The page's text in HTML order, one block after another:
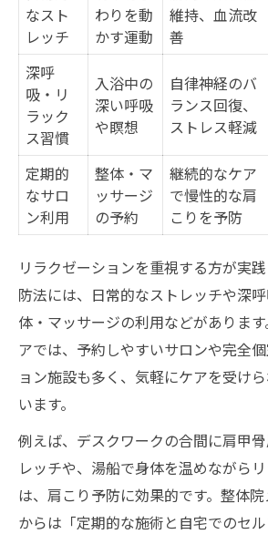
なスト
レッチ
わりを動
かす運動
維持、血流改
善
深呼
吸・リ
ラック
ス習慣
入浴中の
深い呼吸
や瞑想
自律神経のバ
ランス回復、
ストレス軽減
定期的
なサロ
ン利用
整体・マ
ッサージ
の予約
継続的なケア
で慢性的な肩
こりを予防
リラクゼーションを重視する方が実
防法には、日常的なストレッチや深
体・マッサージの利用などがありま
アでは、予約しやすいサロンや完全
ョン施設も多く、気軽にケアを受け
います。
例えば、デスクワークの合間に肩甲
レッチや、湯船で身体を温めながら
は、肩こり予防に効果的です。整体
からは「定期的な施術と自宅でのセ